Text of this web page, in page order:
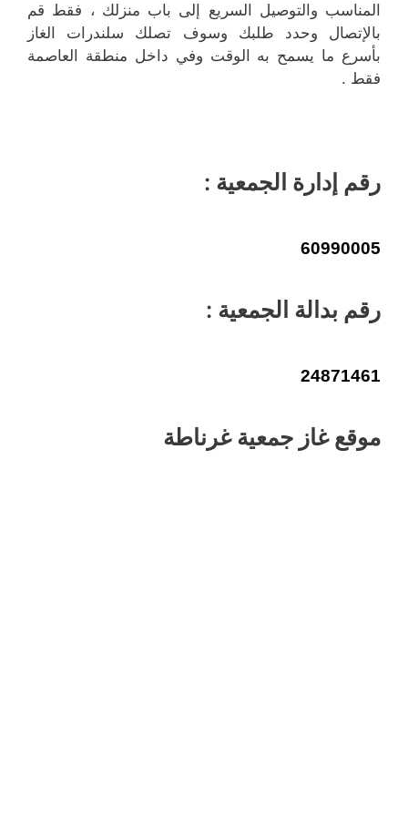
المناسب والتوصيل السريع إلى باب منزلك ، فقط قم
بالإتصال وحدد طلبك وسوف تصلك سلندرات الغاز
بأسرع ما يسمح به الوقت وفي داخل منطقة العاصمة
فقط .
رقم إدارة الجمعية :
60990005
رقم بدالة الجمعية :
24871461
موقع غاز جمعية غرناطة